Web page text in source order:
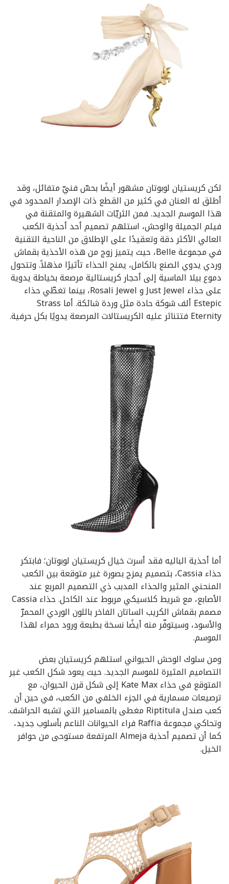
لكن كريستيان لوبوتان مشهور أيضًا بحسّ فنيّ متفائل، وقد
أطلق له العنان في كثير من القطع ذات الإصدار المحدود في
هذا الموسم الجديد. فمن الثريّات الشهيرة والمتقنة في
فيلم الجميلة والوحش، استلهم تصميم أحد أحذية الكعب
العالي الأكثر دقة وتعقيدًا على الإطلاق من الناحية التقنية
في مجموعة Belle، حيث يتميز زوج من هذه الأحذية بقماش
وردي يدوي الصنع بالكامل، يمنح الحذاء تأثيرًا مذهلاً. وتتحول
دموع بيلا الماسية إلى أحجار كريستالية مرصعة بخياطة يدوية
على حذاء Just Jewel و Rosali Jewel، بينما تغطّي حذاء
Estepic ألف شوكة حادة مثل وردة شائكة. أما Strass
Eternity فتتناثر عليه الكريستالات المرصعة يدويًا بكل حرفية.
أما أحذية الباليه فقد أسرت خيال كريستيان لوبوتان؛ فابتكر
حذاء Cassia، بتصميم يمزج بصورة غير متوقعة بين الكعب
المنحني المثير والحذاء المدبب ذي التصميم المربع عند
الأصابع، مع شريط كلاسيكي مربوط عند الكاحل. حذاء Cassia
مصمم بقماش الكريب الساتان الفاخر باللون الوردي المحمرّ
والأسود، وسيتوفّر منه أيضًا نسخة بطبعة ورود حمراء لهذا
الموسم.
ومن سلوك الوحش الحيواني استلهم كريستيان بعض
التصاميم المثيرة للموسم الجديد. حيث يعود شكل الكعب غير
المتوقع في حذاء Kate Max إلى شكل قرن الحيوان، مع
ترصيعات مسمارية في الجزء الخلفي من الكعب، في حين أن
كعب صندل Riptitula مغطى بالمسامير التي تشبه الحراشف.
وتحاكي مجموعة Raffia فراء الحيوانات الناعم بأسلوب جديد،
كما أن تصميم أحذية Almeja المرتفعة مستوحى من حوافر
الخيل.